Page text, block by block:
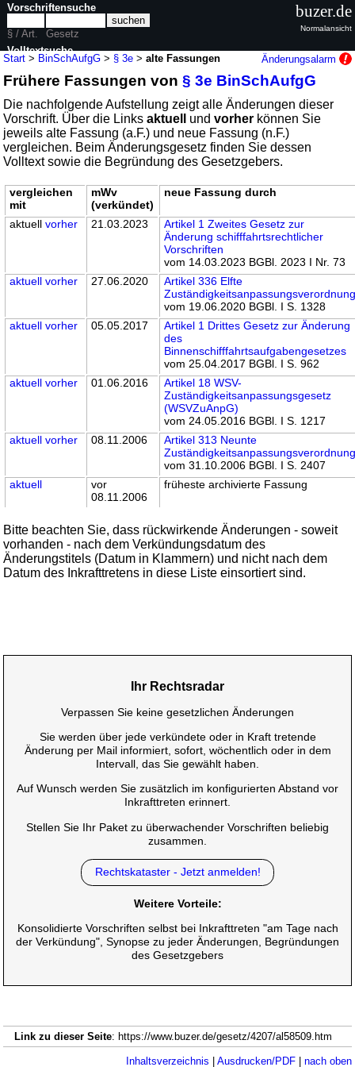
Start > BinSchAufgG > § 3e >alte Fassungen Änderungsalarm
Frühere Fassungen von§ 3e BinSchAufgG
Die nachfolgende Aufstellung zeigt alle Änderungen dieser
Vorschrift. Über die Linksaktuell undvorher können Sie
jeweils alte Fassung (a.F.) und neue Fassung (n.F.)
vergleichen. Beim Änderungsgesetz finden Sie dessen
Volltext sowie die Begründung des Gesetzgebers.
vergleichen
mit
mWv
(verkündet)
neue Fassung durch
aktuellvorher 21.03.2023
Artikel 1 Zweites Gesetz zur
Änderung schifffahrtsrechtlicher
Vorschriften
vom 14.03.2023 BGBl. 2023 I Nr. 73
aktuell vorher 27.06.2020
Artikel 336 Elfte
vom 19.06.2020 BGBl. I S. 1328
aktuell vorher 05.05.2017
Artikel 1 Drittes Gesetz zur Änderung
des
Binnenschifffahrtsaufgabengesetzes
vom 25.04.2017 BGBl. I S. 962
aktuell vorher 01.06.2016
Artikel 18 WSV-
Zuständigkeitsanpassungsgesetz
(WSVZuAnpG)
vom 24.05.2016 BGBl. I S. 1217
aktuell vorher 08.11.2006
Artikel 313 Neunte
vom 31.10.2006 BGBl. I S. 2407
aktuell
vor
08.11.2006
früheste archivierte Fassung
Bitte beachten Sie, dass rückwirkende Änderungen - soweit
vorhanden - nach dem Verkündungsdatum des
Änderungstitels (Datum in Klammern) und nicht nach dem
Datum des Inkrafttretens in diese Liste einsortiert sind.
Vorschriftensuche
§ / Art.
Gesetz
Volltextsuche
nur in BinSchAufgG
buzer.de
Normalansicht
Ihr Rechtsradar
Verpassen Sie keine gesetzlichen Änderungen
Sie werden über jede verkündete oder in Kraft tretende
Änderung per Mail informiert, sofort, wöchentlich oder in dem
Intervall, das Sie gewählt haben.
Auf Wunsch werden Sie zusätzlich im konfigurierten Abstand vor
Inkrafttreten erinnert.
Stellen Sie Ihr Paket zu überwachender Vorschriften beliebig
zusammen.
Rechtskataster - Jetzt anmelden!
Weitere Vorteile:
Konsolidierte Vorschriften selbst bei Inkrafttreten "am Tage nach
der Verkündung", Synopse zu jeder Änderungen, Begründungen
des Gesetzgebers
Link zu dieser Seite: https://www.buzer.de/gesetz/4207/al58509.htm
Inhaltsverzeichnis Ausdrucken/PDF| nach oben